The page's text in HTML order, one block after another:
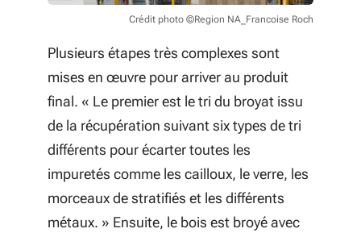
Crédit photo ©Region NA_Francoise Roch
Plusieurs étapes très complexes sont
mises en œuvre pour arriver au produit
final. « Le premier est le tri du broyat issu
de la récupération suivant six types de tri
différents pour écarter toutes les
impuretés comme les cailloux, le verre, les
morceaux de stratifiés et les différents
métaux. » Ensuite, le bois est broyé avec